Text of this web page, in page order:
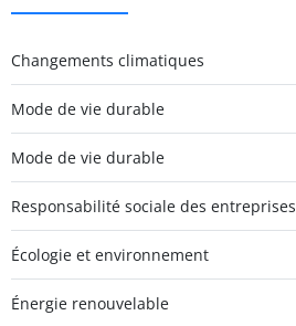
Changements climatiques
Mode de vie durable
Mode de vie durable
Responsabilité sociale des entreprises
Écologie et environnement
Énergie renouvelable